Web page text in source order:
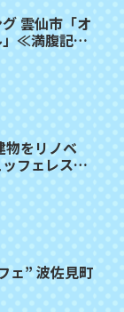
雲仙市「オ
」≪満腹記者
物をリノベ
フェレスト
ェ” 波佐見町